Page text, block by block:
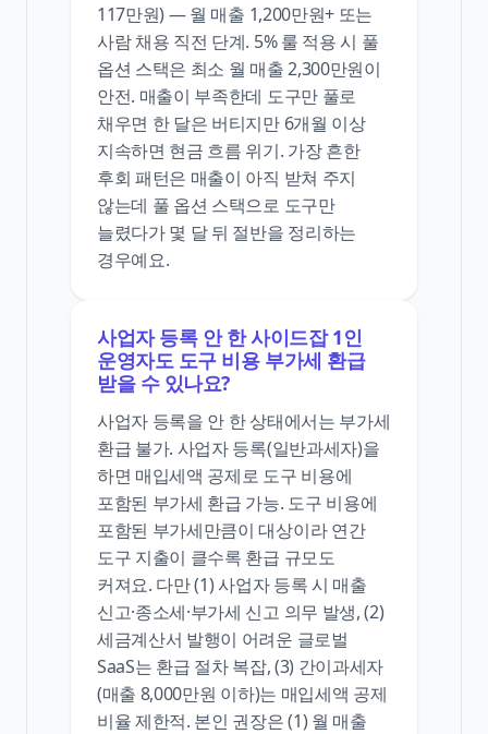
117만원) — 월 매출 1,200만원+ 또는
사람 채용 직전 단계. 5% 룰 적용 시 풀
옵션 스택은 최소 월 매출 2,300만원이
안전. 매출이 부족한데 도구만 풀로
채우면 한 달은 버티지만 6개월 이상
지속하면 현금 흐름 위기. 가장 흔한
후회 패턴은 매출이 아직 받쳐 주지
않는데 풀 옵션 스택으로 도구만
늘렸다가 몇 달 뒤 절반을 정리하는
경우예요.
사업자 등록 안 한 사이드잡 1인
운영자도 도구 비용 부가세 환급
받을 수 있나요?
사업자 등록을 안 한 상태에서는 부가세
환급 불가. 사업자 등록(일반과세자)을
하면 매입세액 공제로 도구 비용에
포함된 부가세 환급 가능. 도구 비용에
포함된 부가세만큼이 대상이라 연간
도구 지출이 클수록 환급 규모도
커져요. 다만 (1) 사업자 등록 시 매출
신고·종소세·부가세 신고 의무 발생, (2)
세금계산서 발행이 어려운 글로벌
SaaS는 환급 절차 복잡, (3) 간이과세자
(매출 8,000만원 이하)는 매입세액 공제
비율 제한적. 본인 권장은 (1) 월 매출